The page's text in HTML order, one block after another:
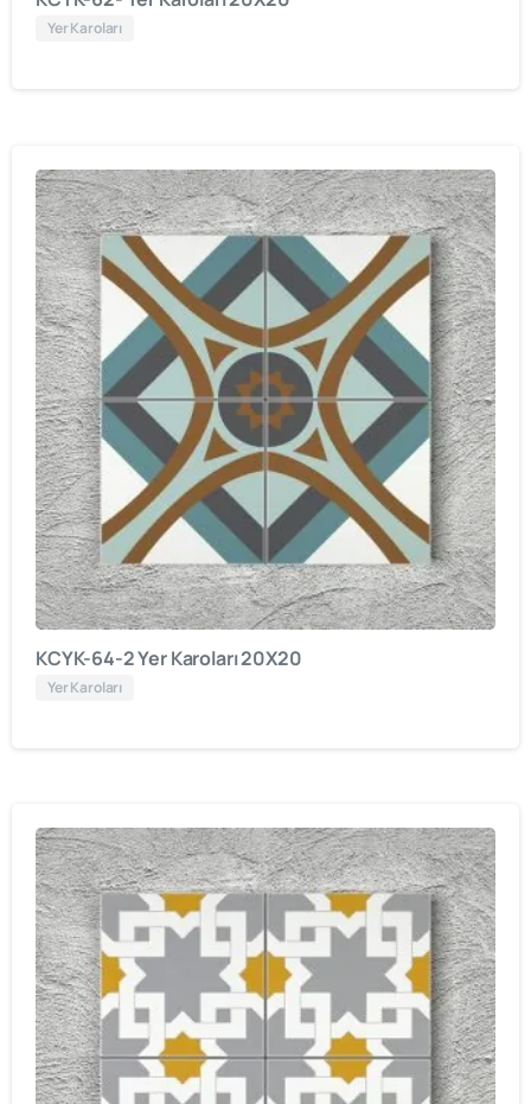
Yer Karoları
KCYK-64-2 Yer Karoları 20X20
Yer Karoları